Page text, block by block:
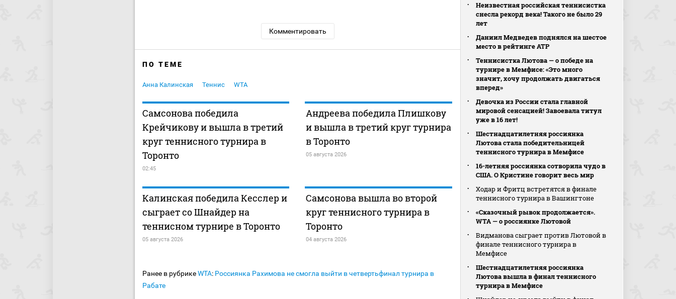
Комментировать
ПО ТЕМЕ
Анна Калинская Теннис WTA
Самсонова победила
Крейчикову и вышла в третий
круг теннисного турнира в
Торонто
02:45
Андреева победила Плишкову
и вышла в третий круг турнира
в Торонто
05 августа 2026
Калинская победила Кесслер и
сыграет со Шнайдер на
теннисном турнире в Торонто
05 августа 2026
Самсонова вышла во второй
круг теннисного турнира в
Торонто
04 августа 2026
Ранее в рубрикеWTA: Россиянка Рахимова не смогла выйти в четвертьфинал турнира в
Рабате
Неизвестная российская теннисистка
снесла рекорд века! Такого не было 29
лет
Даниил Медведев поднялся на шестое
место в рейтинге АТР
Теннисистка Лютова — о победе на
турнире в Мемфисе: «Это много
значит, хочу продолжать двигаться
вперед»
Девочка из России стала главной
мировой сенсацией! Завоевала титул
уже в 16 лет!
Шестнадцатилетняя россиянка
Лютова стала победительницей
теннисного турнира в Мемфисе
16-летняя россиянка сотворила чудо в
США. О Кристине говорит весь мир
Ходар и Фритц встретятся в финале
теннисного турнира в Вашингтоне
«Сказочный рывок продолжается».
WTA — о россиянке Лютовой
Видманова сыграет против Лютовой в
финале теннисного турнира в
Мемфисе
Шестнадцатилетняя россиянка
Лютова вышла в финал теннисного
турнира в Мемфисе